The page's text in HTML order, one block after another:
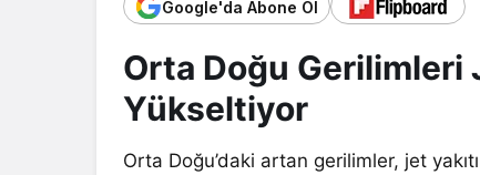
Google'da Abone Ol
Orta Doğu Gerilimleri
Yükseltiyor
Orta Doğu’daki artan gerilimler, jet